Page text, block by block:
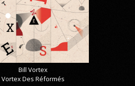
Bill Vortex
Vortex Des Réformés